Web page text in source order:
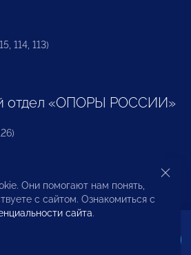
114, 113)
отдел «ОПОРЫ РОССИИ»
предпринимателей и
Они помогают нам понять,
с сайтом. Ознакомиться с
сайта.